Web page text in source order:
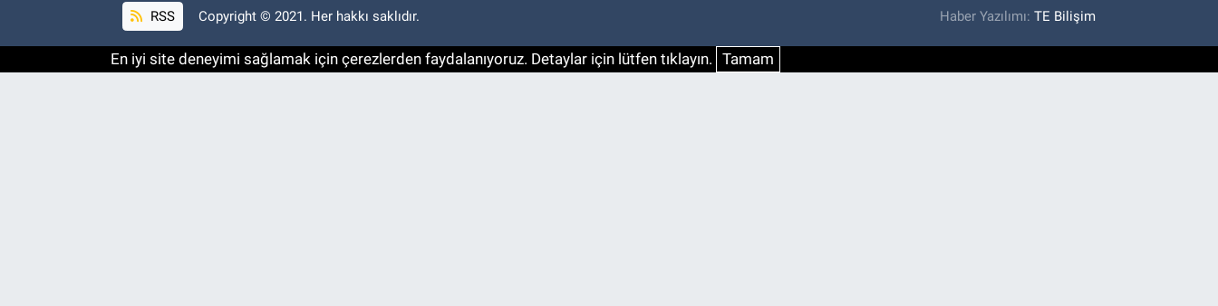
RSS Copyright © 2021. Her hakkı saklıdır. Haber Yazılımı:TE Bilişim
En iyi site deneyimi sağlamak için çerezlerden faydalanıyoruz. Detaylar için lütfen tıklayın. Tamam